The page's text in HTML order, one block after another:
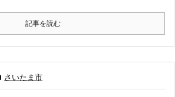
記事を読む
さいたま市